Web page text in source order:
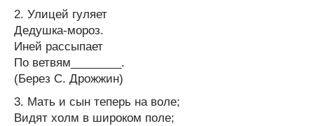
2. Улицей гуляет
Дедушка-мороз.
Иней рассыпает
По ветвям________.
(Берез С. Дрожжин)
3. Мать и сын теперь на воле;
Видят холм в широком поле;